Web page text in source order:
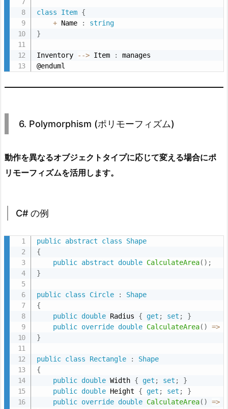
e
c
i
接
8.
例
8.
l
a
t
U
M
L
ラ
ス
図
class Item {
+ Name :
string
}
Inventory --> Item :
manages
@enduml
6. Polymorphism (ポリモーフィズム)
動作を異なるオブジェクトタイプに応じて変える場合にポ
リモーフィズムを活用します。
C# の例
public abstract class
Shape
{
public abstract double CalculateArea( ) ;
}
public class Circle :
Shape
{
public double Radius { get ; set ;
}
public override double CalculateArea( ) =>
}
public class Rectangle :
Shape
{
public double Width { get ; set ;
}
public double Height { get ; set ;
}
public override double CalculateArea( ) =>